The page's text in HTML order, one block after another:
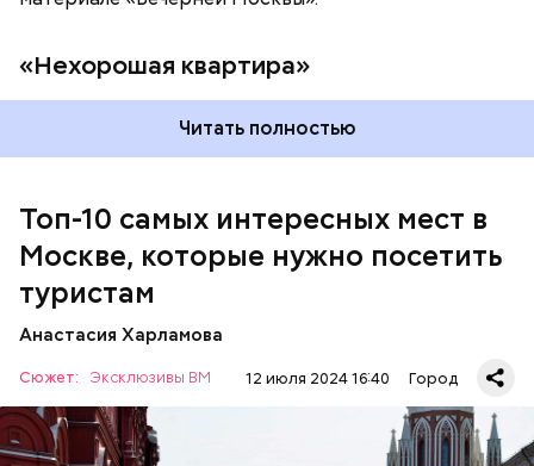
«Нехорошая квартира»
Читать полностью
Топ-10 самых интересных мест в
Москве, которые нужно посетить
туристам
Анастасия Харламова
Сюжет: Эксклюзивы ВМ 12 июля 2024 16:40 Город
Мавзолей